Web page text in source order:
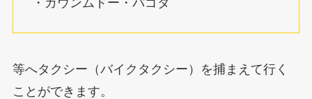
等へタクシー（バイクタクシー）を捕まえて行く
ことができます。